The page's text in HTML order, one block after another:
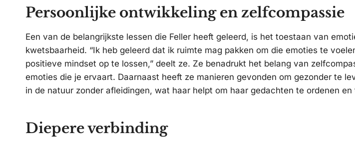
Persoonlijke ontwikkeling en zelfcompassie
Een van de belangrijkste lessen die Feller heeft geleerd, is het toestaan van
kwetsbaarheid. “Ik heb geleerd dat ik ruimte mag pakken om die emoties te
positieve mindset op te lossen,” deelt ze. Ze benadrukt het belang van
emoties die je ervaart. Daarnaast heeft ze manieren gevonden om gezonder te
in de natuur zonder afleidingen, wat haar helpt om haar gedachten te ordenen
Diepere verbinding